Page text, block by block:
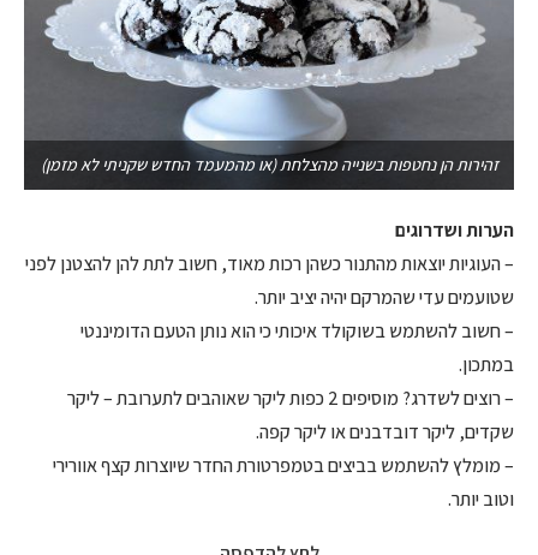
זהירות הן נחטפות בשנייה מהצלחת (או מהמעמד החדש שקניתי לא מזמן)
הערות ושדרוגים
– העוגיות יוצאות מהתנור כשהן רכות מאוד, חשוב לתת להן להצטנן לפני
שטועמים עדי שהמרקם יהיה יציב יותר.
– חשוב להשתמש בשוקולד איכותי כי הוא נותן הטעם הדומיננטי
במתכון.
– רוצים לשדרג? מוסיפים 2 כפות ליקר שאוהבים לתערובת – ליקר
שקדים, ליקר דובדבנים או ליקר קפה.
– מומלץ להשתמש בביצים בטמפרטורת החדר שיוצרות קצף אוורירי
וטוב יותר.